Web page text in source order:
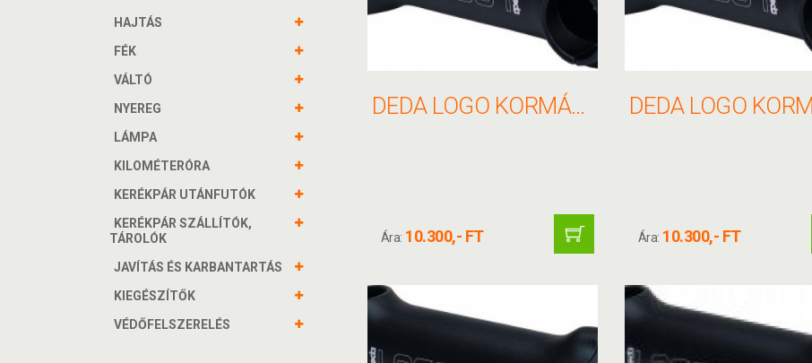
DEDA LOGO KORMÁNYFEJ 26X100MM 82 FEKETE(V.NYAK 11/8)
Ára: 10.300,- FT Ára: 10.300,- FT
HAJTÁS
FÉK
VÁLTÓ
NYEREG
LÁMPA
KILOMÉTERÓRA
KERÉKPÁR UTÁNFUTÓK
KERÉKPÁR SZÁLLÍTÓK,
TÁROLÓK
JAVÍTÁS ÉS KARBANTARTÁS
KIEGÉSZÍTŐK
VÉDŐFELSZERELÉS